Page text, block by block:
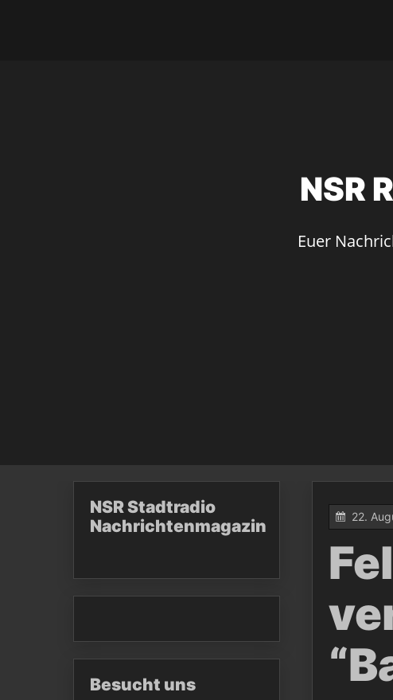
NSR
Euer
22.
NSR Stadtradio
Nachrichtenmagazin
Besucht uns